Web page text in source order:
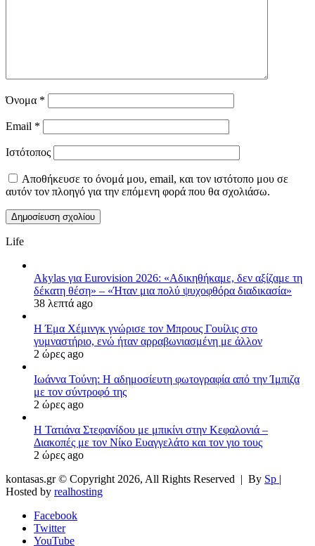
Όνομα *
Email *
Ιστότοπος
Αποθήκευσε το όνομά μου, email, και τον ιστότοπο μου σε
αυτόν τον πλοηγό για την επόμενη φορά που θα σχολιάσω.
Life
Akylas για Eurovision 2026: «Aδικηθήκαμε, δεν αξίζαμε τη
δέκατη θέση» – «Ήταν μια πολύ ψυχοφθόρα διαδικασία»
38 λεπτά ago
Η Έμα Χέμινγκ γνώρισε τον Μπρους Γουίλις στο
γυμναστήριο, ενώ ήταν αρραβωνιασμένη με άλλον
2 ώρες ago
Ιωάννα Τούνη: Η αδημοσίευτη φωτογραφία από την Ίμπιζα
με τον σύντροφό της
2 ώρες ago
Η Τατιάνα Στεφανίδου με μπικίνι στην Κεφαλονιά –
Διακοπές με τον Νίκο Ευαγγελάτο και τον γιο τους
2 ώρες ago
kontasas.gr © Copyright 2026, All Rights Reserved | By Sp |
Hosted by realhosting
Facebook
Twitter
YouTube